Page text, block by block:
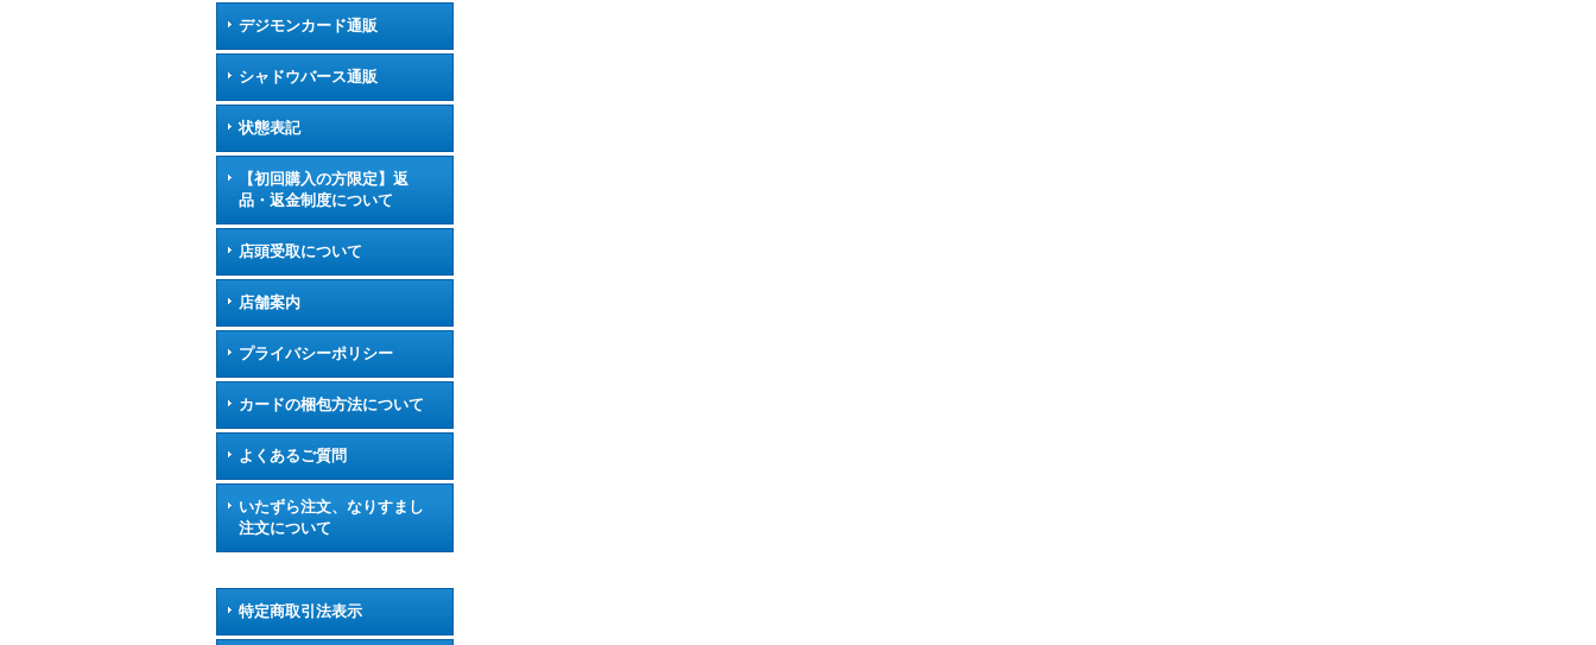
デジモンカード通販
シャドウバース通販
状態表記
【初回購入の方限定】返
品・返金制度について
店頭受取について
店舗案内
プライバシーポリシー
カードの梱包方法について
よくあるご質問
いたずら注文、なりすまし
注文について
特定商取引法表示